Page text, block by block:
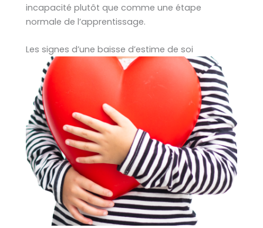
incapacité plutôt que comme une étape
normale de l’apprentissage.
Les signes d’une baisse d’estime de soi